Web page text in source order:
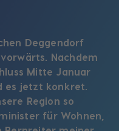
Deggendorf
Nachdem
Mitte Januar
es jetzt konkret.
Region so
für Wohnen,